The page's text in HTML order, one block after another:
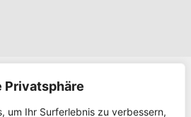
Privatsphäre
um Ihr Surferlebnis zu verbessern,